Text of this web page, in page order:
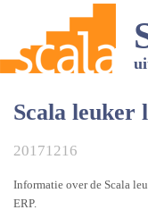
Scala leuker
20171216
Informatie over de Scala
ERP.